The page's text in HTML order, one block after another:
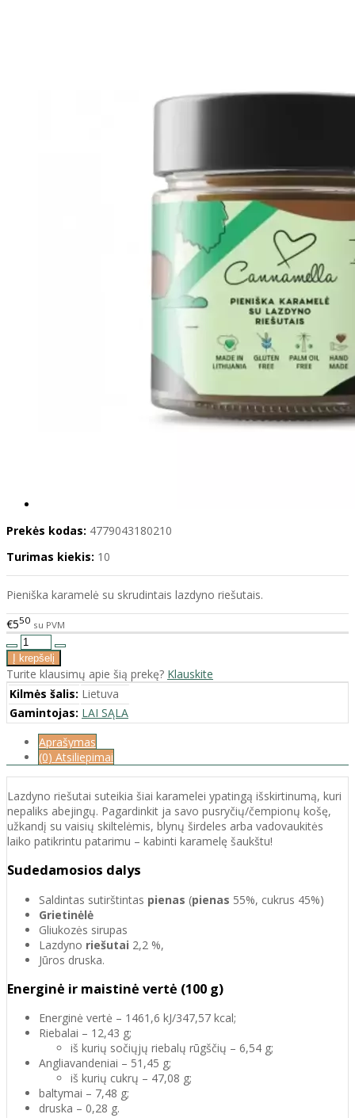
Prekės kodas: 4779043180210
Turimas kiekis: 10
Pieniška karamelė su skrudintais lazdyno riešutais.
€550 su PVM
Turite klausimų apie šią prekę? Klauskite
Kilmės šalis: Lietuva
Gamintojas: LAI SĄLA
Aprašymas
(0) Atsiliepimai
Lazdyno riešutai suteikia šiai karamelei ypatingą išskirtinumą, kuri
nepaliks abejingų. Pagardinkit ja savo pusryčių/čempionų košę,
užkandį su vaisių skiltelėmis, blynų širdeles arba vadovaukitės
laiko patikrintu patarimu – kabinti karamelę šaukštu!
Sudedamosios dalys
Saldintas sutirštintas pienas (pienas 55%, cukrus 45%)
Grietinėlė
Gliukozės sirupas
Lazdyno riešutai 2,2 %,
Jūros druska.
Energinė ir maistinė vertė (100 g)
Energinė vertė – 1461,6 kJ/347,57 kcal;
Riebalai – 12,43 g;
iš kurių sočiųjų riebalų rūgščių – 6,54 g;
Angliavandeniai – 51,45 g;
iš kurių cukrų – 47,08 g;
baltymai – 7,48 g;
druska – 0,28 g.